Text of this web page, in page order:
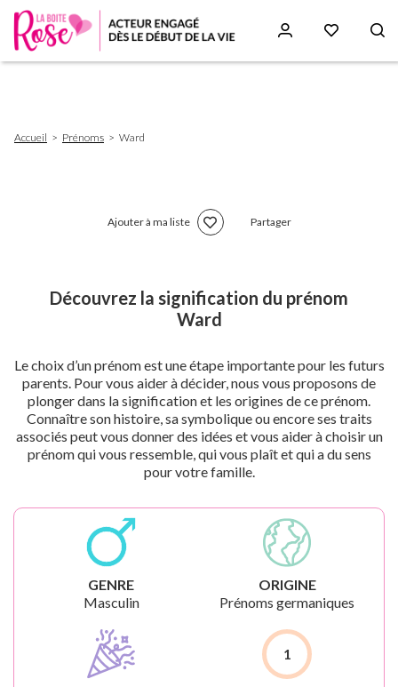
d'Ariane
Accueil Prénoms Ward
Ajouter à ma liste Partager
Découvrez la signification du prénom
Ward
Le choix d’un prénom est une étape importante pour les futurs
parents. Pour vous aider à décider, nous vous proposons de
plonger dans la signification et les origines de ce prénom.
Connaître son histoire, sa symbolique ou encore ses traits
associés peut vous donner des idées et vous aider à choisir un
prénom qui vous ressemble, qui vous plaît et qui a du sens
pour votre famille.
GENRE
Masculin
ORIGINE
Prénoms germaniques
1